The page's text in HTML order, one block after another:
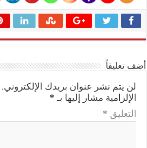
أضف تعليقاً
لن يتم نشر عنوان بريدك الإلكتروني.
الإلزامية مشار إليها بـ *
التعليق *